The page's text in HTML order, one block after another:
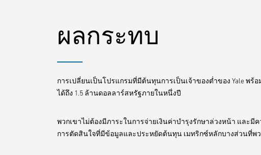
ผลกระทบ
การเปลี่ยนเป็นโปรแกรมที่มีต้นทุนการเป็นเจ้าของต่ำของ Yale พร้
ได้ถึง 1.5 ล้านดอลลาร์สหรัฐภายในหนึ่งปี
พวกเขาไม่ต้องมีภาระในการจ่ายเงินค่าบำรุงรักษาล่วงหน้า และ
การตัดสินใจที่มีข้อมูลและประหยัดต้นทุน เมทริกซ์หลักบางส่วนที่พว